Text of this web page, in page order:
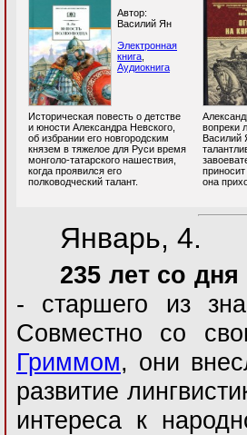
Автор:
Василий Ян
Электронная
книга
Аудиокнига
Историческая повесть о детстве
и юности Александра Невского,
об избрании его новгородским
князем в тяжелое для Руси время
монголо-татарского нашествия,
когда проявился его
полководческий талант.
вопреки
Василий
она
Январь, 4.
235 лет со
- старшего из
Совместно со
Гриммом, они
развитие
интереса к